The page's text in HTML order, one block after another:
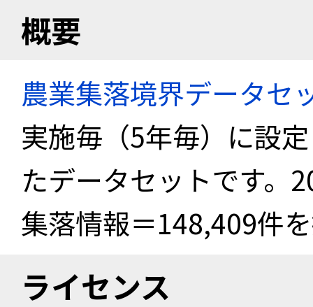
概要
農業集落境界データセ
実施毎（5年毎）に設
たデータセットです。
集落情報＝148,409件
ライセンス